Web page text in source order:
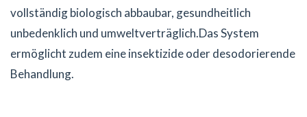
vollständig biologisch abbaubar, gesundheitlich
unbedenklich und umweltverträglich.Das System
ermöglicht zudem eine insektizide oder desodorierende
Behandlung.